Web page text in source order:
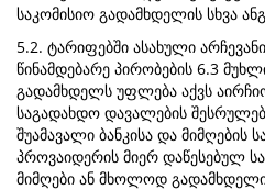
საკომისიო გადამხდელის სხვა
5.2. ტარიფებში ასახული
წინამდებარე პირობების 6.3
გადამხდელს უფლება აქვს
საგადახდო დავალების
შუამავალი ბანკისა და მიმღების
პროვაიდერის მიერ დაწესებულ
მიმღები ან მხოლოდ